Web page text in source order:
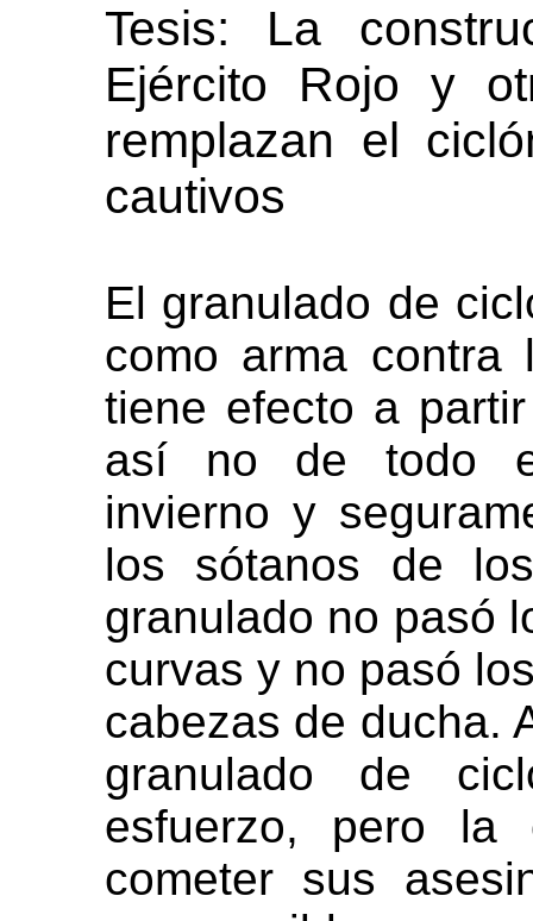
Tesis: La
Ejército Rojo y
remplazan el
cautivos
El granulado de
como arma contra
tiene efecto a
así no de todo
invierno y
los sótanos de
granulado no pasó
curvas y no pasó
cabezas de ducha.
granulado de
esfuerzo, pero la
cometer sus